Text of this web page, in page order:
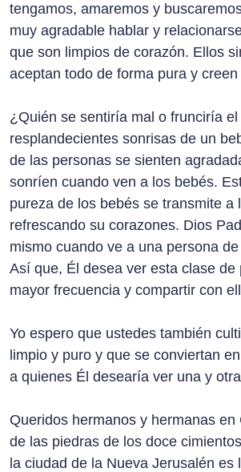
tengamos, amaremos y
muy agradable hablar y
que son limpios de corazón. Ellos
aceptan todo de forma pura y
¿Quién se sentiría mal o frunciría
resplandecientes sonrisas de un
de las personas se sienten
sonríen cuando ven a los bebés.
pureza de los bebés se transmite a
refrescando su corazones. Dios
mismo cuando ve a una persona
Así que, Él desea ver esta clase de
mayor frecuencia y compartir con
Yo espero que ustedes también
limpio y puro y que se conviertan
a quienes Él desearía ver una y
Queridos hermanos y hermanas en
de las piedras de los doce
la ciudad de la Nueva Jerusalén es